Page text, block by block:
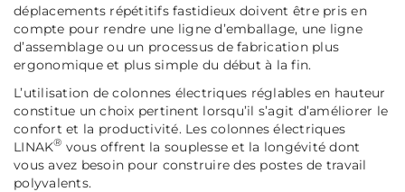
déplacements répétitifs fastidieux doivent être pris en
compte pour rendre une ligne d’emballage, une ligne
d’assemblage ou un processus de fabrication plus
ergonomique et plus simple du début à la fin.
L’utilisation de colonnes électriques réglables en hauteur
constitue un choix pertinent lorsqu’il s’agit d’améliorer le
confort et la productivité. Les colonnes électriques
LINAK® vous offrent la souplesse et la longévité dont
vous avez besoin pour construire des postes de travail
polyvalents.